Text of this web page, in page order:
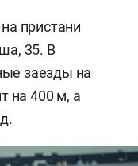
пристани
35. В
заезды на
на 400 м, а